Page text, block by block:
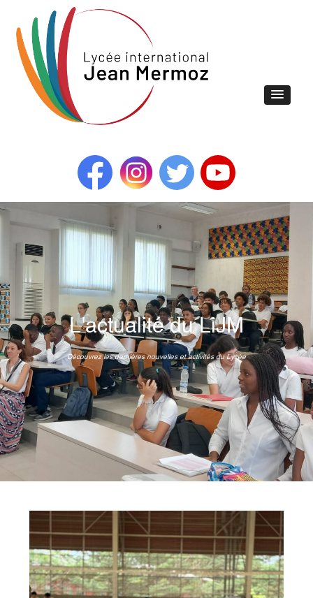
L'actualité du LiJM
Découvrez les dernières nouvelles et activités du Lycée